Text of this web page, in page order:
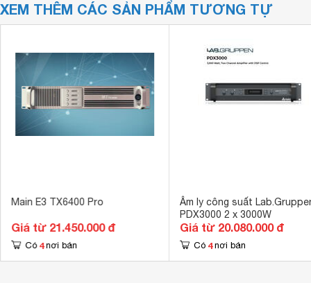
XEM THÊM CÁC SẢN PHẨM TƯƠNG TỰ
Main E3 TX6400 Pro
Giá từ 21.450.000 đ
Có 4 nơi bán
Âm ly công suất
PDX3000 2 x 3000W
Giá từ 20.080.000 đ
Có 4 nơi bán